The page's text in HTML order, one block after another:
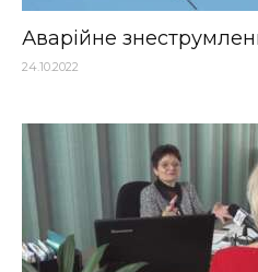
Аварійне
24.10.2022